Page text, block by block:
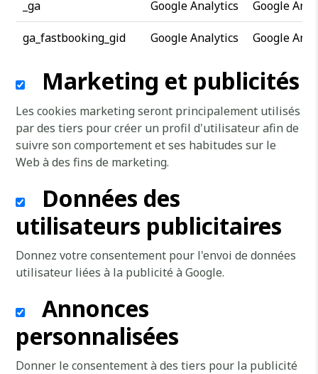
_ga Google Analytics Google
ga_fastbooking_gid Google Analytics Google
Marketing et publicités
Les cookies marketing seront principalement utilisés
par des tiers pour créer un profil d'utilisateur afin de
suivre son comportement et ses habitudes sur le
Web à des fins de marketing.
Données des
utilisateurs publicitaires
Donnez votre consentement pour l'envoi de données
utilisateur liées à la publicité à Google.
Annonces
personnalisées
Donner le consentement à des tiers pour la publicité